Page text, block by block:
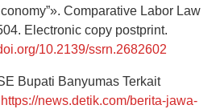
Comparative Labor Law
Electronic copy postprint.
10.2139/ssrn.2682602
Bupati Banyumas Terkait
https://news.detik.com/berita-jawa-